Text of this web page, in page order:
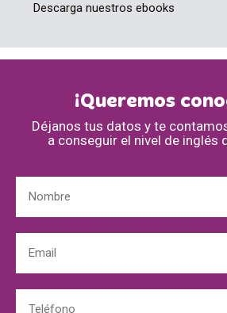
Descarga nuestros ebooks
¡Queremos
Déjanos tus datos y te
a conseguir el nivel de inglés